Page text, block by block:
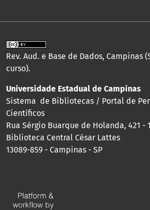
Rev. Aud. e Base de Dados, Campinas
curso).
Universidade Estadual de Campinas
Sistema de Bibliotecas / Portal de
Científicos
Rua Sérgio Buarque de Holanda, 421 -
Biblioteca Central César Lattes
13089-859 - Campinas - SP